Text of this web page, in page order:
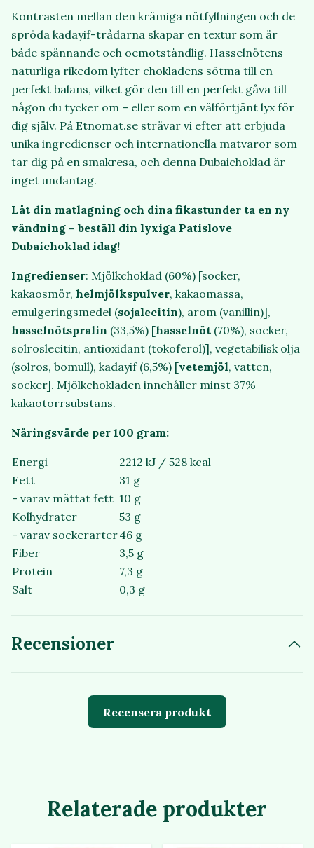
Kontrasten mellan den krämiga nötfyllningen och de
spröda kadayif-trådarna skapar en textur som är
både spännande och oemotståndlig. Hasselnötens
naturliga rikedom lyfter chokladens sötma till en
perfekt balans, vilket gör den till en perfekt gåva till
någon du tycker om – eller som en välförtjänt lyx för
dig själv. På Etnomat.se strävar vi efter att erbjuda
unika ingredienser och internationella matvaror som
tar dig på en smakresa, och denna Dubaichoklad är
inget undantag.
Låt din matlagning och dina fikastunder ta en ny
vändning – beställ din lyxiga Patislove
Dubaichoklad idag!
Ingredienser: Mjölkchoklad (60%) [socker,
kakaosmör, helmjölkspulver, kakaomassa,
emulgeringsmedel (sojalecitin), arom (vanillin)],
hasselnötspralin (33,5%) [hasselnöt (70%), socker,
solroslecitin, antioxidant (tokoferol)], vegetabilisk olja
(solros, bomull), kadayif (6,5%) [vetemjöl, vatten,
socker]. Mjölkchokladen innehåller minst 37%
kakaotorrsubstans.
Näringsvärde per 100 gram:
Energi
2212 kJ / 528 kcal
Fett
31 g
- varav mättat fett 10 g
Kolhydrater
53 g
- varav sockerarter46 g
Fiber
3,5 g
Protein
7,3 g
Salt
0,3 g
Recensioner
Recensera produkt
Relaterade produkter